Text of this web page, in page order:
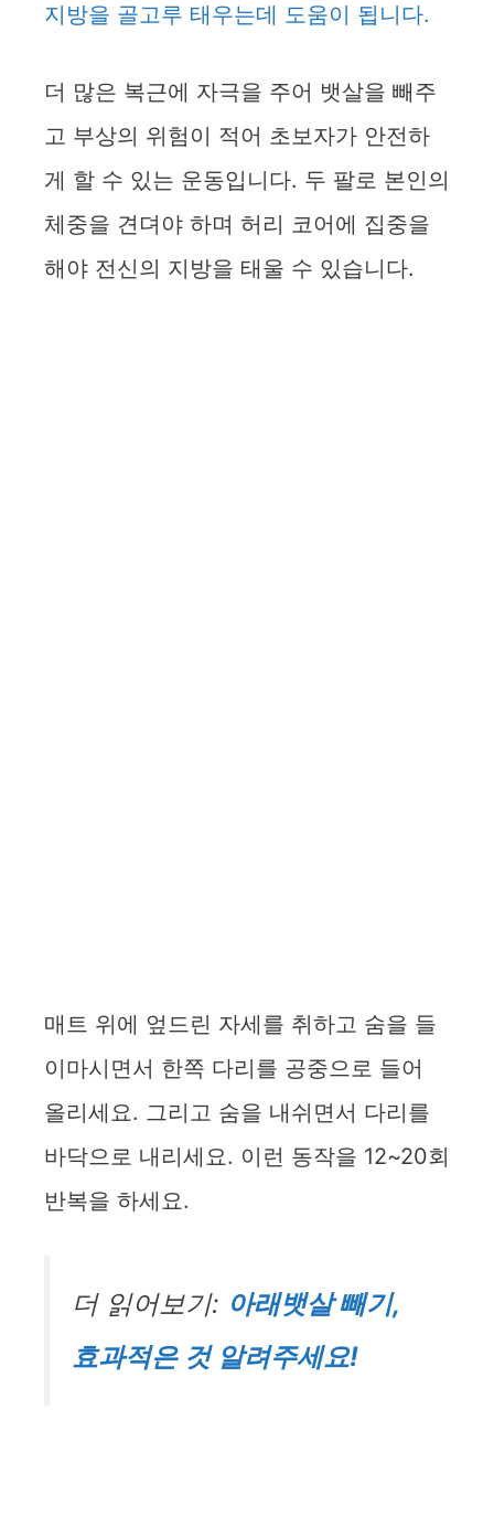
지방을 골고루 태우는데 도움이 됩니다.
더 많은 복근에 자극을 주어 뱃살을 빼주
고 부상의 위험이 적어 초보자가 안전하
게 할 수 있는 운동입니다. 두 팔로 본인의
체중을 견뎌야 하며 허리 코어에 집중을
해야 전신의 지방을 태울 수 있습니다.
매트 위에 엎드린 자세를 취하고 숨을 들
이마시면서 한쪽 다리를 공중으로 들어
올리세요. 그리고 숨을 내쉬면서 다리를
바닥으로 내리세요. 이런 동작을 12~20회
반복을 하세요.
더 읽어보기: 아래뱃살 빼기,
효과적은 것 알려주세요!